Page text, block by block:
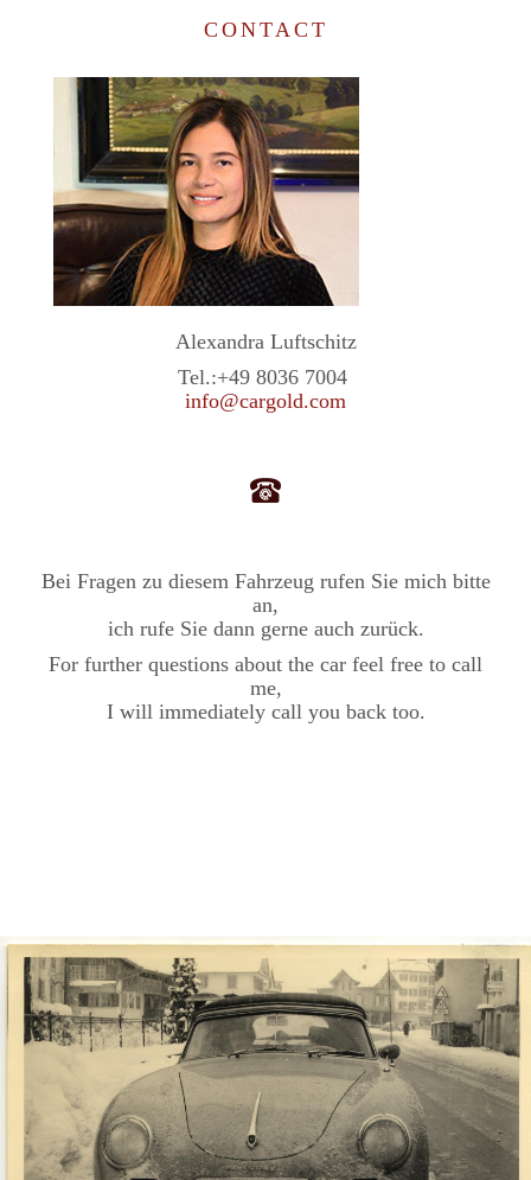
CONTACT
Alexandra Luftschitz
Tel.:+49 8036 7004
info@cargold.com
Bei Fragen zu diesem Fahrzeug rufen Sie mich bitte
an,
ich rufe Sie dann gerne auch zurück.
For further questions about the car feel free to call
me,
I will immediately call you back too.